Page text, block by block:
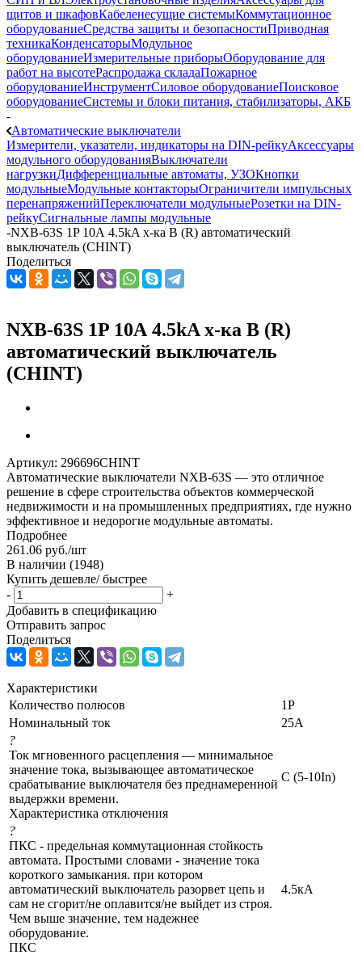
щитов и шкафовКабеленесущие системыКоммутационное
оборудованиеСредства защиты и безопасностиПриводная
техникаКонденсаторыМодульное
оборудованиеИзмерительные приборыОборудование для
работ на высотеРаспродажа складаПожарное
оборудованиеИнструментСиловое оборудованиеПоисковое
оборудованиеСистемы и блоки питания, стабилизаторы, АКБ
-
Автоматические выключатели
Измерители, указатели, индикаторы на DIN-рейкуАксессуары
модульного оборудованияВыключатели
нагрузкиДифференциальные автоматы, УЗОКнопки
модульныеМодульные контакторыОграничители импульсных
перенапряженийПереключатели модульныеРозетки на DIN-
рейкуСигнальные лампы модульные
-NXB-63S 1P 10А 4.5kA х-ка B (R) автоматический
выключатель (CHINT)
Поделиться
NXB-63S 1P 10А 4.5kA х-ка B (R)
автоматический выключатель
(CHINT)
Артикул: 296696CHINT
Автоматические выключатели NXB-63S — это отличное
решение в сфере строительства объектов коммерческой
недвижимости и на промышленных предприятиях, где нужно
эффективное и недорогие модульные автоматы.
Подробнее
261.06 руб./шт
В наличии (1948)
Купить дешевле/ быстрее
-
+
Добавить в спецификацию
Отправить запрос
Поделиться
Характеристики
Количество полюсов
1P
Номинальный ток
25А
?
Ток мгновенного расцепления — минимальное
значение тока, вызывающее автоматическое
срабатывание выключателя без преднамеренной
выдержки времени.
Характеристика отключения
C (5-10In)
?
ПКС - предельная коммутационная стойкость
автомата. Простыми словами - значение тока
короткого замыкания. при котором
автоматический выключатель разорвет цепь и
сам не сгорит/не оплавится/не выйдет из строя.
Чем выше значение, тем надежнее
оборудование.
ПКС
4.5кА